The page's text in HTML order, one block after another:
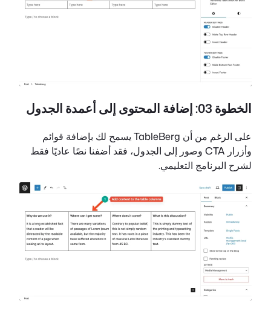
الخطوة 03: إضافة المحتوى إلى أعمدة الجدول
على الرغم من أن TableBerg يسمح لك بإضافة قوائم
وأزرار CTA وصور إلى الجدول، فقد أضفنا نصًا عاديًا فقط
لشرح البرنامج التعليمي.